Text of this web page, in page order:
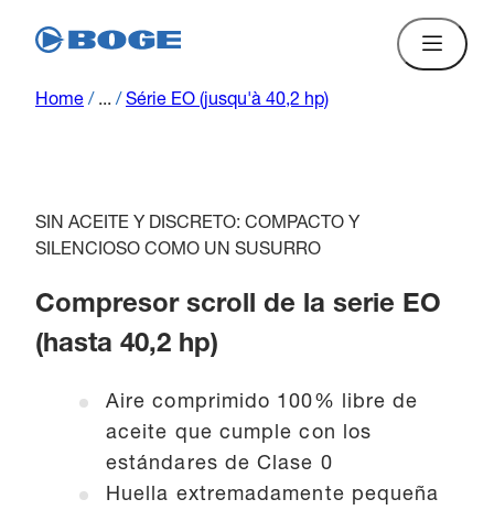
Home / ... / Série EO (jusqu'à 40,2 hp)
SIN ACEITE Y DISCRETO: COMPACTO Y
SILENCIOSO COMO UN SUSURRO
Compresor scroll de la serie EO
(hasta 40,2 hp)
Aire comprimido 100% libre de
aceite que cumple con los
estándares de Clase 0
Huella extremadamente pequeña